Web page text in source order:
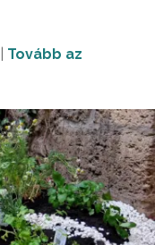
Tovább az